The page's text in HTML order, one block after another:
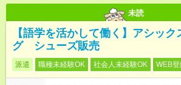
未読
【語学を活かして働く】アシッ
グ シューズ販売
派遣 職種未経験OK 社会人未経験OK WEB